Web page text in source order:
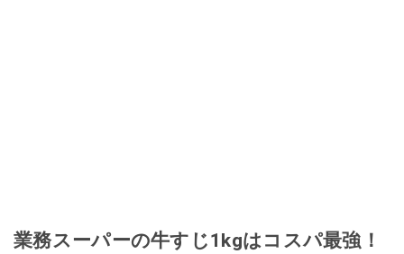
業務スーパーの牛すじ1kgはコスパ最強！